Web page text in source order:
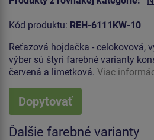
Kód produktu: REH-6111KW-10
Reťazová hojdačka - celokovová,
výber sú štyri farebné varianty
červená a limetková. Viac
Dopytovať
Ďalšie farebné varianty